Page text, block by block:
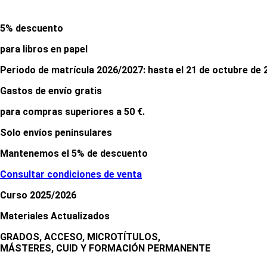
5% descuento
para libros en papel
Periodo de matrícula 2026/2027: hasta el 21 de octubre de
Gastos de envío gratis
para compras superiores a 50 €.
Solo envíos peninsulares
Mantenemos el 5% de descuento
Consultar condiciones de venta
Curso 2025/2026
Materiales Actualizados
GRADOS, ACCESO, MICROTÍTULOS,
MÁSTERES, CUID Y FORMACIÓN PERMANENTE